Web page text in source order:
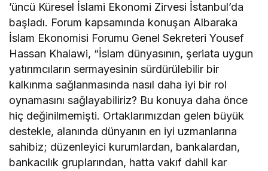
’üncü Küresel İslami Ekonomi Zirvesi İstanbul’da
başladı. Forum kapsamında konuşan Albaraka
İslam Ekonomisi Forumu Genel Sekreteri Yousef
Hassan Khalawi, “İslam dünyasının, şeriata uygun
yatırımcıların sermayesinin sürdürülebilir bir
kalkınma sağlanmasında nasıl daha iyi bir rol
oynamasını sağlayabiliriz? Bu konuya daha önce
hiç değinilmemişti. Ortaklarımızdan gelen büyük
destekle, alanında dünyanın en iyi uzmanlarına
sahibiz; düzenleyici kurumlardan, bankalardan,
bankacılık gruplarından, hatta vakıf dahil kar